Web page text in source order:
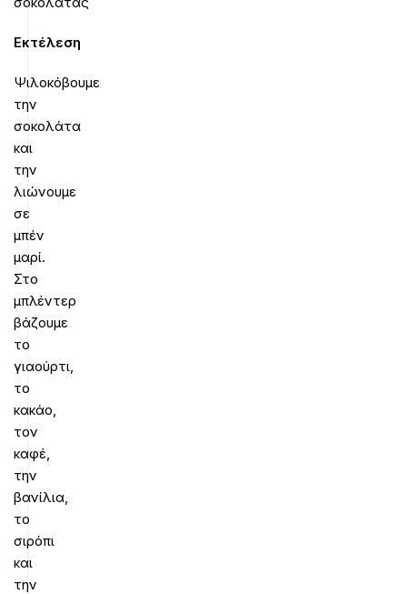
Εκτέλεση
Ψιλοκόβουμε
την
σοκολάτα
και
την
λιώνουμε
σε
μπέν
μαρί.
Στο
μπλέντερ
βάζουμε
το
γιαούρτι,
το
κακάο,
τον
καφέ,
την
βανίλια,
το
σιρόπι
και
την